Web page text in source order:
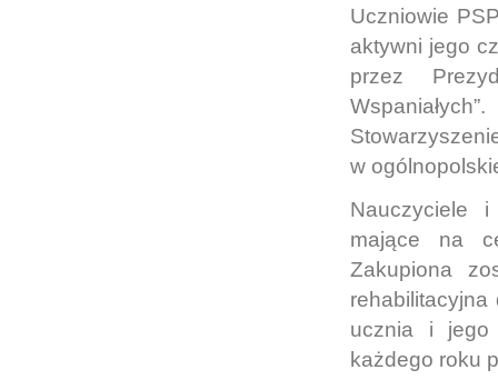
Uczniowie
aktywni jego
przez
w
Nauczyciele
mające na
Zakupiona
ucznia i jego
każdego roku